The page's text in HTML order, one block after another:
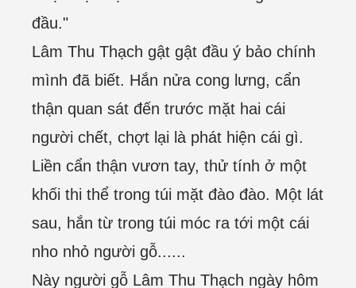
đầu."
Lâm Thu Thạch gật gật đầu ý bảo chính
mình đã biết. Hắn nửa cong lưng, cẩn
thận quan sát đến trước mặt hai cái
người chết, chợt lại là phát hiện cái gì.
Liền cẩn thận vươn tay, thử tính ở một
khối thi thể trong túi mặt đào đào. Một lát
sau, hắn từ trong túi móc ra tới một cái
nho nhỏ người gỗ......
Này người gỗ Lâm Thu Thạch ngày hôm